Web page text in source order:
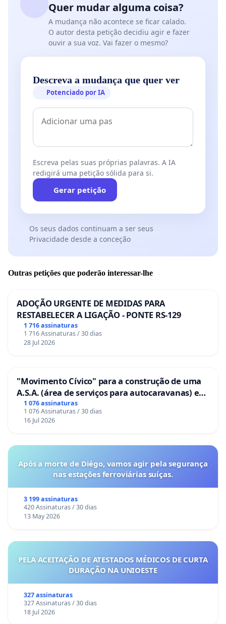
Quer mudar alguma coisa?
A mudança não acontece se ficar calado.
O autor desta petição decidiu agir e fazer
ouvir a sua voz. Vai fazer o mesmo?
Descreva a mudança que quer ver
Potenciado por IA
Escreva pelas suas próprias palavras. A IA
redigirá uma petição sólida para si.
Gerar petição
Os seus dados continuam a ser seus
Privacidade desde a conceção
Outras petições que poderão interessar-lhe
ADOÇÃO URGENTE DE MEDIDAS PARA
RESTABELECER A LIGAÇÃO - PONTE RS-129
1 716 assinaturas
1 716 Assinaturas / 30 dias
28 Jul 2026
"Movimento Cívico" para a construção de uma
A.S.A. (área de serviços para autocaravanas) em
Coimbra
1 076 assinaturas
1 076 Assinaturas / 30 dias
16 Jul 2026
Após a morte de Diégo, vamos agir pela segurança
nas estações ferroviárias suíças.
3 199 assinaturas
420 Assinaturas / 30 dias
13 May 2026
PELA ACEITAÇÃO DE ATESTADOS MÉDICOS DE CURTA
DURAÇÃO NA UNIOESTE
327 assinaturas
327 Assinaturas / 30 dias
18 Jul 2026